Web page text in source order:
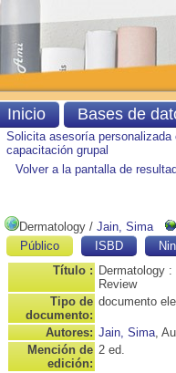
Solicita asesoría personalizada
capacitación grupal
Volver a la pantalla de
Dermatology / Jain, Sima
Público
ISBD
Título : Dermatology
Review
Tipo de
documento:
documento
Autores: Jain, Sima,
Mención de
edición:
2 ed.
Inicio Bases de